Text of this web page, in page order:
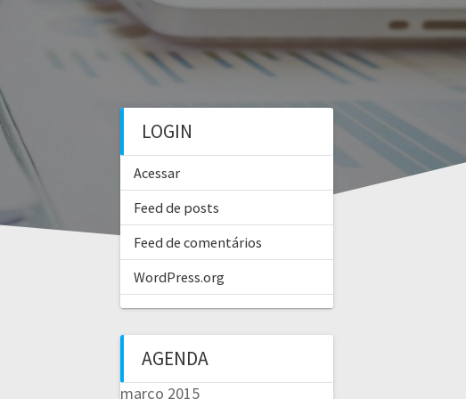
LOGIN
Acessar
Feed de posts
Feed de comentários
WordPress.org
AGENDA
março 2015